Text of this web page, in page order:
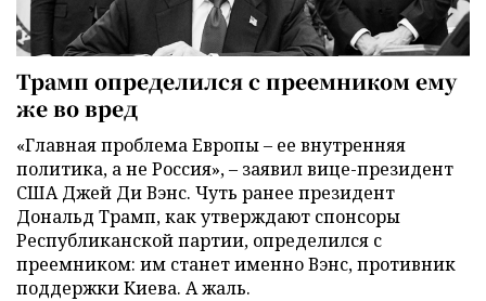
Трамп определился с преемником ему
же во вред
«Главная проблема Европы – ее внутренняя
политика, а не Россия», – заявил вице-президент
США Джей Ди Вэнс. Чуть ранее президент
Дональд Трамп, как утверждают спонсоры
Республиканской партии, определился с
преемником: им станет именно Вэнс, противник
поддержки Киева. А жаль.